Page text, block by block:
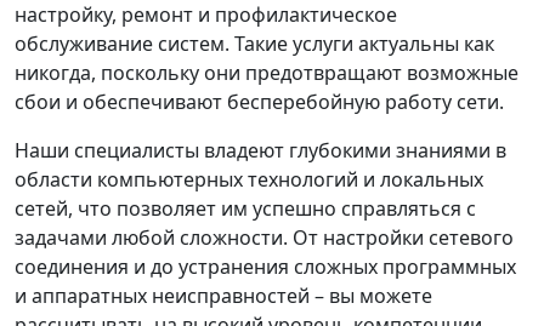
настройку, ремонт и профилактическое
обслуживание систем. Такие услуги актуальны как
никогда, поскольку они предотвращают возможные
сбои и обеспечивают бесперебойную работу сети.
Наши специалисты владеют глубокими знаниями в
области компьютерных технологий и локальных
сетей, что позволяет им успешно справляться с
задачами любой сложности. От настройки сетевого
соединения и до устранения сложных программных
и аппаратных неисправностей – вы можете